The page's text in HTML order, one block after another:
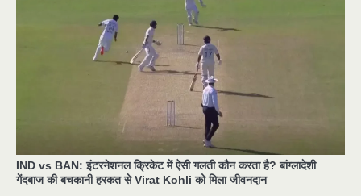
IND vs BAN: इंटरनेशनल क्रिकेट में ऐसी गलती कौन करता है? बांग्‍लादेशी
गेंदबाज की बचकानी हरकत से Virat Kohli को मिला जीवनदान